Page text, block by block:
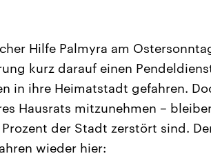
Hilfe Palmyra am
kurz darauf einen
in ihre Heimatstadt gefahren.
Hausrats mitzunehmen –
der Stadt zerstört sind.
wieder hier: